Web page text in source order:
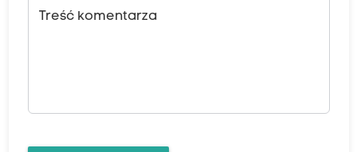
Treść komentarza